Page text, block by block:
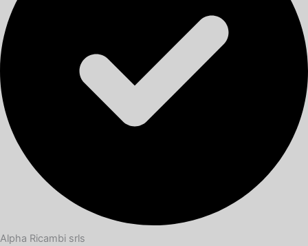
Alpha Ricambi srls